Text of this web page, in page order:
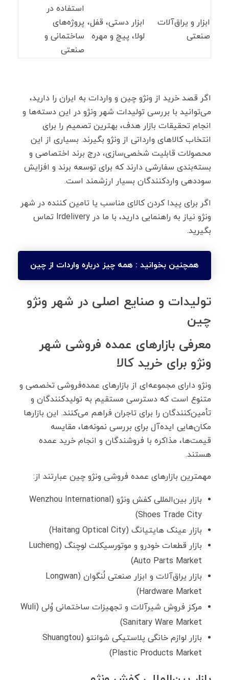
ابزار و یراق‌آلات
صنعتی
ابزار دستی، قفل،
لولا، پیچ و مهره
استفاده در
پروژه‌های
ساختمانی و
صنعتی
اگر قصد خرید از ونژو چین و واردات به ایران را دارید،
می‌توانید با بررسی تولیدات شهر ونژو در این دسته‌ها و
انجام تحقیقات بازار هدف، بهترین تصمیم را برای
انتخاب کالاهای وارداتی از ونژو بگیرند. بسیاری از این
محصولات قابلیت شخصی‌سازی، درج برند اختصاصی و
بسته‌بندی سفارشی دارند که برای توسعه برند و افزایش
سوددهی واردکنندگان بسیار ارزشمند است.
اگر برای پیدا کردن کالای مناسب یا تامین کننده در شهر
ونژو نیاز به راهنمایی دارید، با ما در Irdelivery تماس
بگیرید.
همچنین بخوانید : همه چیز درباره واردات از چین
تولیدات و صنایع اصلی در شهر ونژو
چین
معرفی بازارهای عمده فروشی شهر
ونژو برای خرید کالا
ونژو دارای مجموعه‌ای از بازارهای عمده‌فروشی تخصصی و
متنوع است که دسترسی مستقیم به تولیدکنندگان و
تأمین‌کنندگان را برای تاجران فراهم می‌کنند. این بازارها
مکان‌هایی ایده‌آل برای بررسی نمونه‌ها، مقایسه
قیمت‌ها، مذاکره با فروشندگان و انجام خرید عمده
هستند.
مهمترین بازارهای عمده فروشی ونژو چین عبارتند از:
بازار بین‌المللی کفش ونژو (Wenzhou International
Shoes Trade City)
بازار عینک هایتیانگ (Haitang Optical City)
بازار قطعات خودرو و موتورسیکلت لوچنگ (Lucheng
Auto Parts Market)
بازار یراق‌آلات و ابزار صنعتی لُنگوان (Longwan
Hardware Market)
مرکز فروش شیرآلات و تجهیزات ساختمانی وُلی (Wuli
Sanitary Ware Market)
بازار لوازم خانگی پلاستیکی شوانتو (Shuangtou
Plastic Products Market)